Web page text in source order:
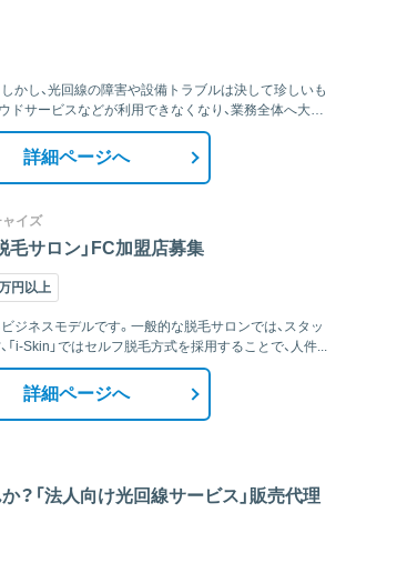
かし、光回線の障害や設備トラブルは決して珍しいも
ドサービスなどが利用できなくなり、業務全体へ大き
詳細ページへ
ャイズ
毛サロン」FC加盟店募集
円以上
ジネスモデルです。一般的な脱毛サロンでは、スタッ
i-Skin」ではセルフ脱毛方式を採用することで、人件...
詳細ページへ
「法人向け光回線サービス」販売代理